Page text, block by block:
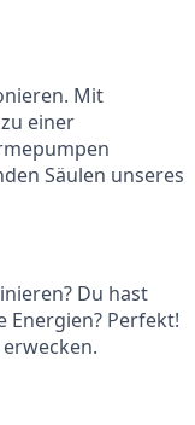
Mit
einer
Säulen unseres
Du hast
Energien? Perfekt!